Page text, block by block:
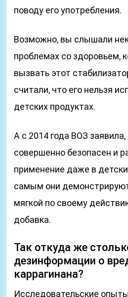
поводу его употребления.
Возможно, вы слышали
проблемах со здоровьем,
вызвать этот
считали, что его нельзя
детских продуктах.
А с 2014 года ВОЗ заявила,
совершенно безопасен и
применение даже в
самым они
мягкой по своему
добавка.
Так откуда же
дезинформации о
каррагинана?
Исследовательские